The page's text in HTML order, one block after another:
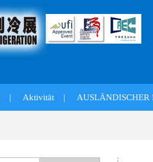
| Aktivität | AUSLÄNDISCHER